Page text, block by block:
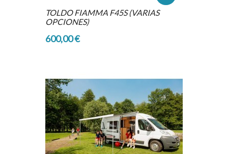
TOLDO FIAMMA F45S (VARIAS
OPCIONES)
600,00 €